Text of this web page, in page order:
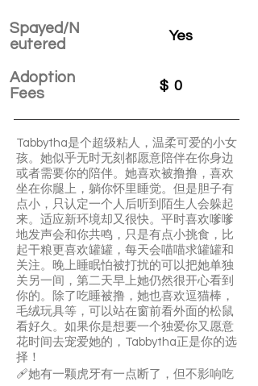
Spayed/N
eutered
Adoption
Fees
Yes
$ 0
Tabbytha是个超级粘人，温柔可爱的小女
孩。她似乎无时无刻都愿意陪伴在你身边
或者需要你的陪伴。她喜欢被撸撸，喜欢
坐在你腿上，躺你怀里睡觉。但是胆子有
点小，只认定一个人后听到陌生人会躲起
来。适应新环境却又很快。平时喜欢嗲嗲
地发声会和你共鸣，只是有点小挑食，比
起干粮更喜欢罐罐，每天会喵喵求罐罐和
关注。晚上睡眠怕被打扰的可以把她单独
关另一间，第二天早上她仍然很开心看到
你的。除了吃睡被撸，她也喜欢逗猫棒，
毛绒玩具等，可以站在窗前看外面的松鼠
看好久。如果你是想要一个独爱你又愿意
花时间去宠爱她的，Tabbytha正是你的选
择！
️‍🩹她有一颗虎牙有一点断了，但不影响吃